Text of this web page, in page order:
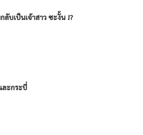
บเป็นเจ้าสาว ซะงั้น !?
ะกระบี่